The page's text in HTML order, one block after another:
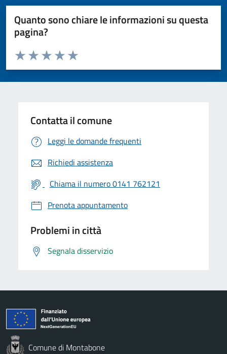
Quanto sono chiare le informazioni su questa
pagina?
Valuta da 1 a 5 stelle la pagina
Valuta 5 stelle su 5
Valuta 4 stelle su 5
Valuta 3 stelle su 5
Valuta 2 stelle su 5
Valuta 1 stelle su 5
Contatta il comune
Leggi le domande frequenti
Richiedi assistenza
Chiama il numero 0141 762121
Prenota appuntamento
Problemi in città
Segnala disservizio
Comune di Montabone